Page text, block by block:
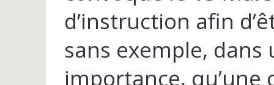
d’instruction afin
sans exemple,
importance, qu’une